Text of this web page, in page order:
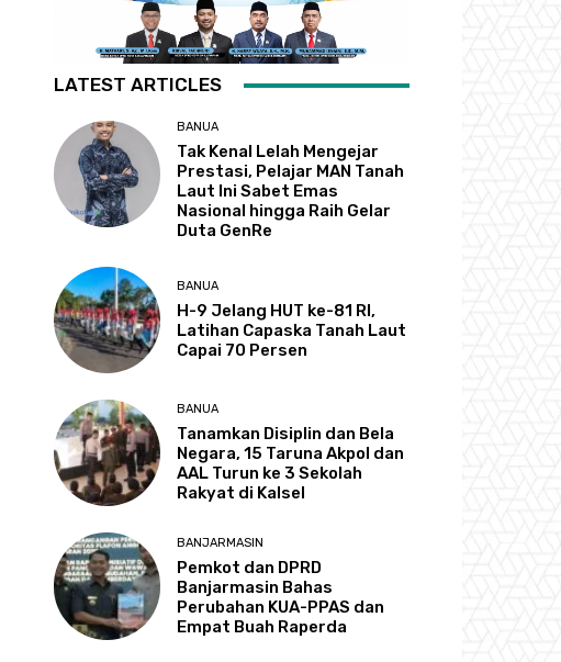
LATEST ARTICLES
BANUA
Tak Kenal Lelah Mengejar
Prestasi, Pelajar MAN Tanah
Laut Ini Sabet Emas
Nasional hingga Raih Gelar
Duta GenRe
BANUA
H-9 Jelang HUT ke-81 RI,
Latihan Capaska Tanah Laut
Capai 70 Persen
BANUA
Tanamkan Disiplin dan Bela
Negara, 15 Taruna Akpol dan
AAL Turun ke 3 Sekolah
Rakyat di Kalsel
BANJARMASIN
Pemkot dan DPRD
Banjarmasin Bahas
Perubahan KUA-PPAS dan
Empat Buah Raperda